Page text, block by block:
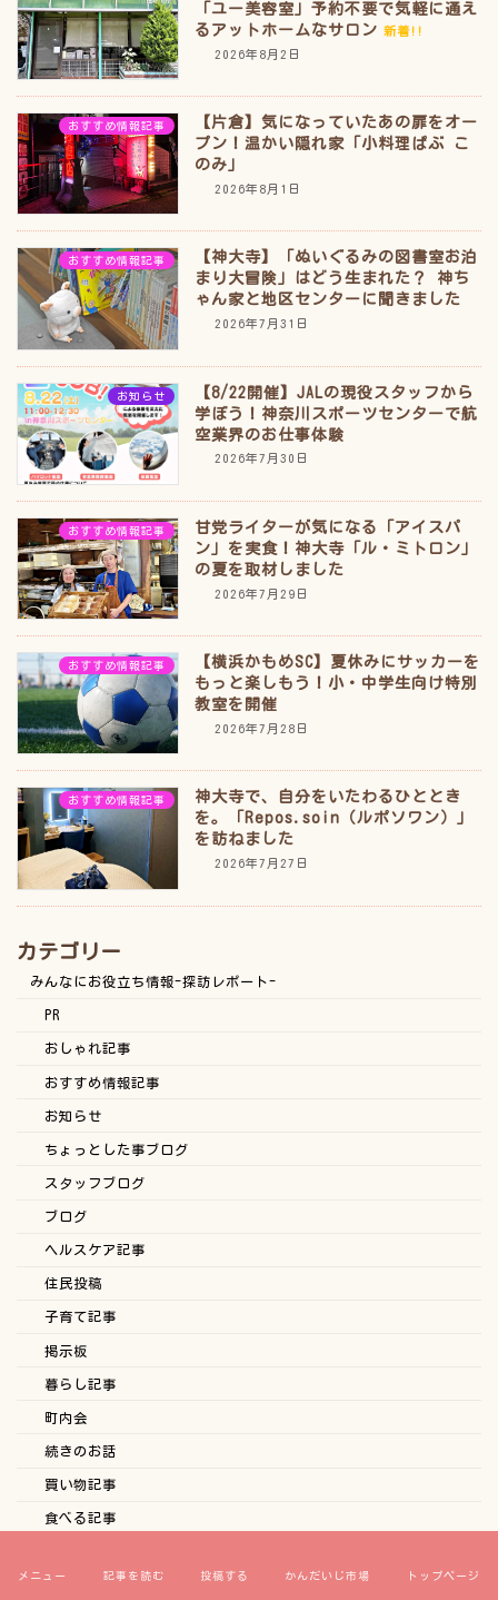
「ユー美容室」予約不要で気軽に通え
るアットホームなサロン 新着!!
2026年8月2日
おすすめ情報記事
【片倉】気になっていたあの扉をオー
プン！温かい隠れ家「小料理ぱぶ こ
のみ」
2026年8月1日
おすすめ情報記事
【神大寺】「ぬいぐるみの図書室お泊
まり大冒険」はどう生まれた？ 神ち
ゃん家と地区センターに聞きました
2026年7月31日
お知らせ
【8/22開催】JALの現役スタッフから
学ぼう！神奈川スポーツセンターで航
空業界のお仕事体験
2026年7月30日
おすすめ情報記事
甘党ライターが気になる「アイスパ
ン」を実食！神大寺「ル・ミトロン」
の夏を取材しました
2026年7月29日
おすすめ情報記事
【横浜かもめSC】夏休みにサッカーを
もっと楽しもう！小・中学生向け特別
教室を開催
2026年7月28日
おすすめ情報記事
神大寺で、自分をいたわるひととき
を。「Repos.soin（ルポソワン）」
を訪ねました
2026年7月27日
カテゴリー
みんなにお役立ち情報-探訪レポート-
PR
おしゃれ記事
おすすめ情報記事
お知らせ
ちょっとした事ブログ
スタッフブログ
ブログ
ヘルスケア記事
住民投稿
子育て記事
掲示板
暮らし記事
町内会
続きのお話
買い物記事
食べる記事
メニュー 記事を読む 投稿する かんだいじ市場 トップページ